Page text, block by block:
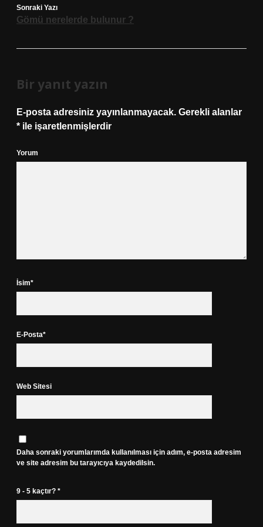
Sonraki Yazı
Gömü nerelerde bulunur ?
Bir yanıt yazın
E-posta adresiniz yayınlanmayacak. Gerekli alanlar
* ile işaretlenmişlerdir
Yorum
İsim*
E-Posta*
Web Sitesi
Daha sonraki yorumlarımda kullanılması için adım, e-posta adresim
ve site adresim bu tarayıcıya kaydedilsin.
9 - 5 kaçtır? *